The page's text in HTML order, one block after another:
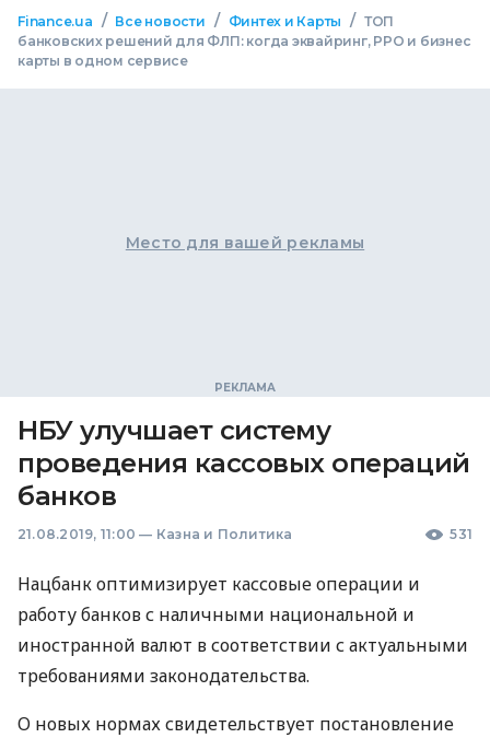
Finance.ua / Все новости / Финтех и Карты / ТОП
банковских решений для ФЛП: когда эквайринг, РРО и бизнес
карты в одном сервисе
Место для вашей рекламы
НБУ улучшает систему
проведения кассовых операций
банков
21.08.2019, 11:00 — Казна и Политика 531
Нацбанк оптимизирует кассовые операции и
работу банков с наличными национальной и
иностранной валют в соответствии с актуальными
требованиями законодательства.
О новых нормах свидетельствует постановление